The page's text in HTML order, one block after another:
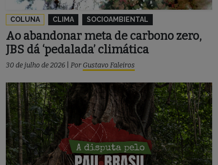
COLUNA CLIMA SOCIOAMBIENTAL
Ao abandonar meta de carbono zero,
JBS dá ‘pedalada’ climática
30 de julho de 2026 Por Gustavo Faleiros